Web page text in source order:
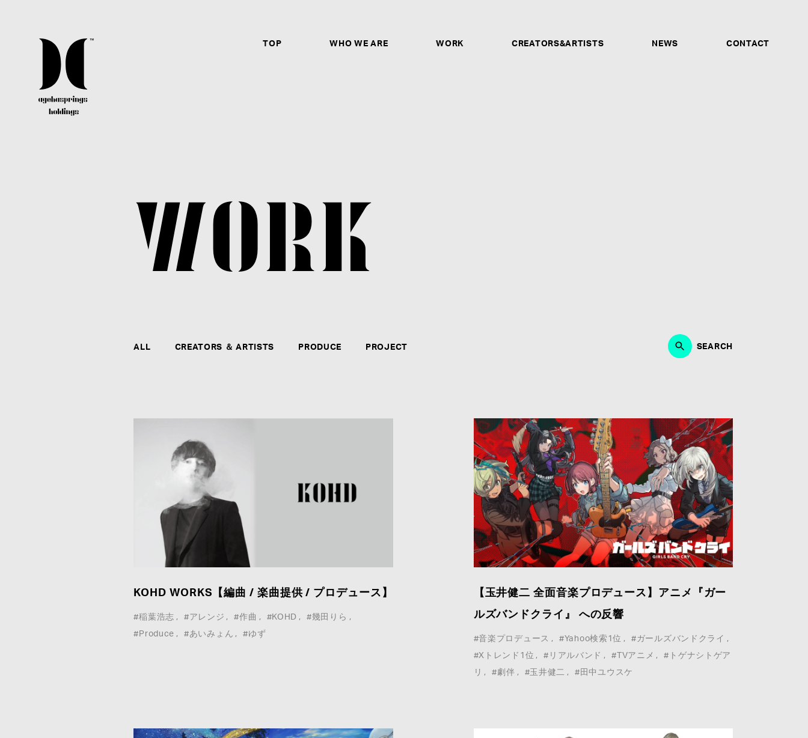
TOP WHO WE ARE WORK CREATORS&ARTISTS NEWS CONTACT
WORK
ALL CREATORS ＆ ARTISTS PRODUCE PROJECT SEARCH
KOHD WORKS【編曲 / 楽曲提供 / プロデュース】
#稲葉浩志 #アレンジ #作曲 #KOHD
#幾田りら
#Produce
#あいみょん #ゆず
【玉井健二 全面音楽プロデュース】アニメ『ガー
ルズバンドクライ』 への反響
#音楽プロデュース #Yahoo検索1位
#ガールズバンドクライ
#Xトレンド1位
#リアルバンド #TVアニメ
#トゲナシトゲア
リ
#劇伴 #玉井健二 #田中ユウスケ
CAREER
agehaspringsグループではクリエイター、アーテ
募集要項を見る
agehaspringsグループ全社および全クリエイタ
ー、アーティストに関するお問い合わせ、メディ
ア取材等こちらのお問い合わせフォームよりお願
COMPANY :
MESSAGE * :